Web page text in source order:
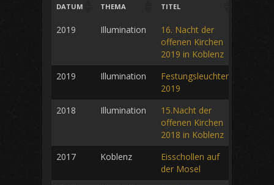
DATUM THEMA TITEL
2019 Illumination
16. Nacht der
offenen Kirchen
2019 in Koblenz
2019
Illumination
Festungsleuchten
2019
2018
Illumination
15.Nacht der
offenen Kirchen
2018 in Koblenz
2017
Koblenz
Eisschollen auf
der Mosel